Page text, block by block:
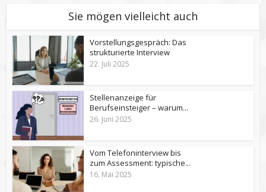
Sie mögen vielleicht auch
Vorstellungsgespräch: Das
strukturierte Interview
22. Juli 2025
Stellenanzeige für
Berufseinsteiger – warum...
26. Juni 2025
Vom Telefoninterview bis
zum Assessment: typische...
16. Mai 2025